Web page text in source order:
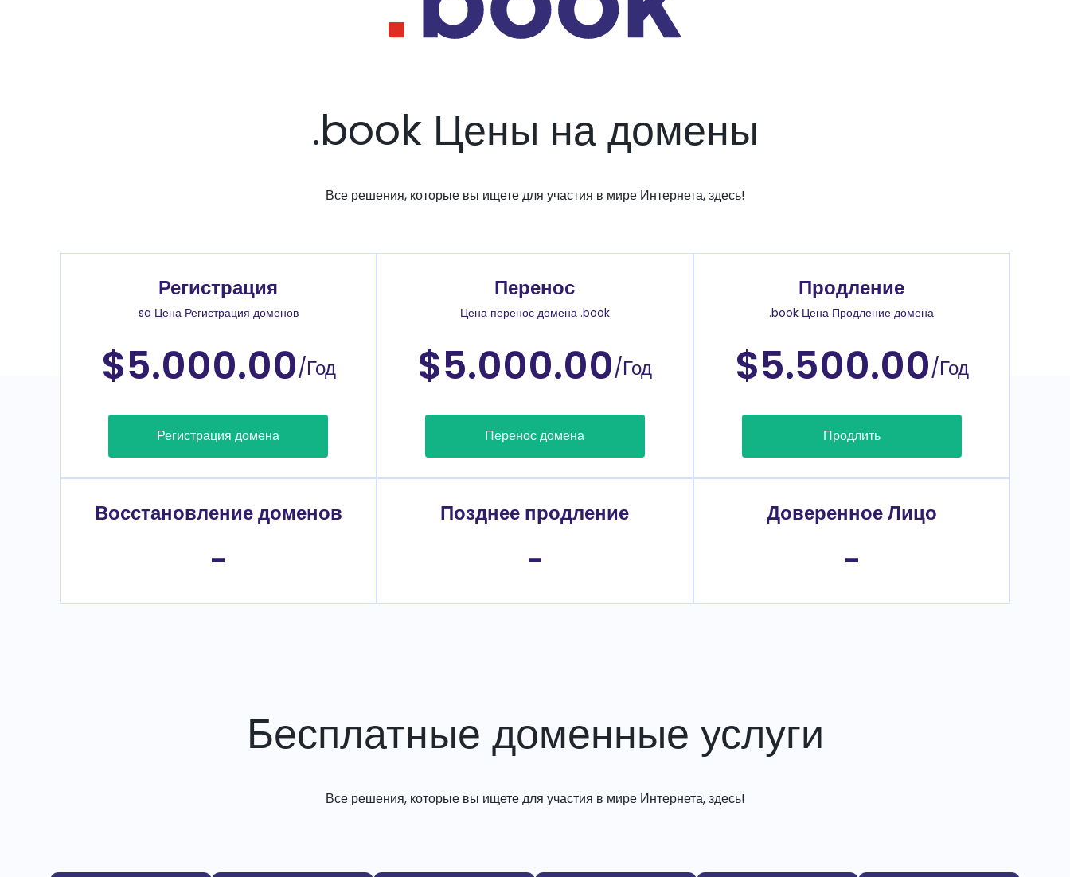
.book Цены на домены
Все решения, которые вы ищете для участия в мире Интернета, здесь!
Регистрация
sa Цена Регистрация доменов
$5.000.00/Год
Регистрация домена
Перенос
Цена перенос домена .book
$5.000.00/Год
Перенос домена
Продление
.book Цена Продление домена
$5.500.00/Год
Продлить
Восстановление доменов
-
Позднее продление
-
Доверенное Лицо
-
Бесплатные доменные услуги
Все решения, которые вы ищете для участия в мире Интернета, здесь!